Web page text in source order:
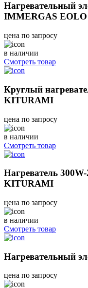
Нагревательный
IMMERGAS
цена по запросу
в наличии
Смотреть товар
Круглый
KITURAMI
цена по запросу
в наличии
Смотреть товар
Нагреватель
KITURAMI
цена по запросу
в наличии
Смотреть товар
Нагревательный
цена по запросу